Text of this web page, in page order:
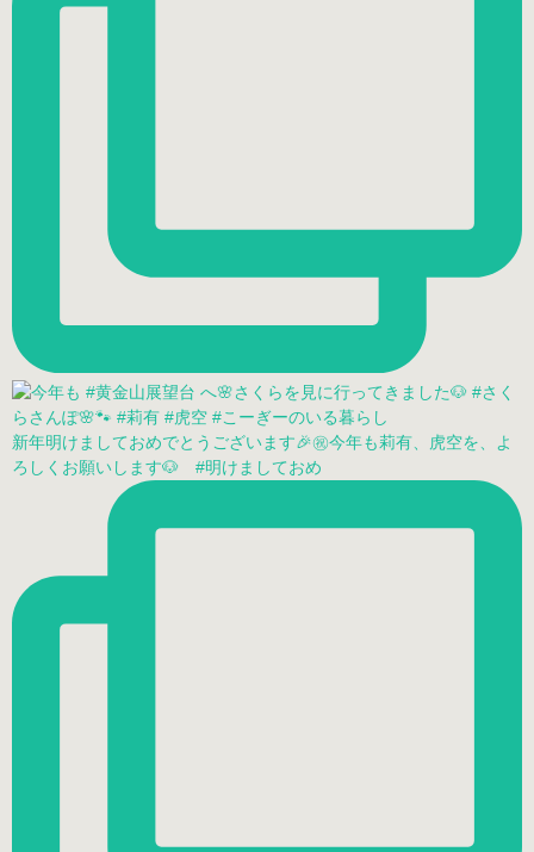
新年明けましておめでとうございます🎉㊗️今年も莉有、虎空を、よ
ろしくお願いします🐶 #明けましておめ